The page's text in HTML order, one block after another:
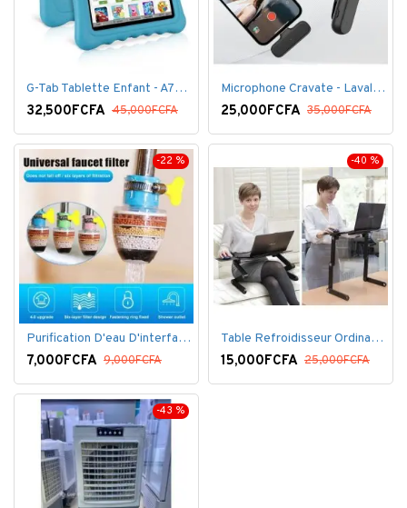
G-Tab Tablette Enfant - A707 - Ecran 7" - RAM 1 Go - ROM 8 Go - 0.3 Mégapixels + pochette offerte
32,500FCFA 45,000FCFA
Microphone Cravate - Lavalier pour smartphone, enregistrement vidéo YouTube Live Stream K60 For Type
25,000FCFA 35,000FCFA
-22 %
Purification D'eau D'interface De Filtre De Robinet
7,000FCFA 9,000FCFA
-40 %
Table Refroidisseur Ordinateur Portable
15,000FCFA 25,000FCFA
-43 %